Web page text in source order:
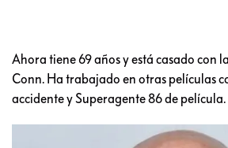
Ahora tiene 69 años y está casado con
Conn. Ha trabajado en otras películas
accidente y Superagente 86 de película.